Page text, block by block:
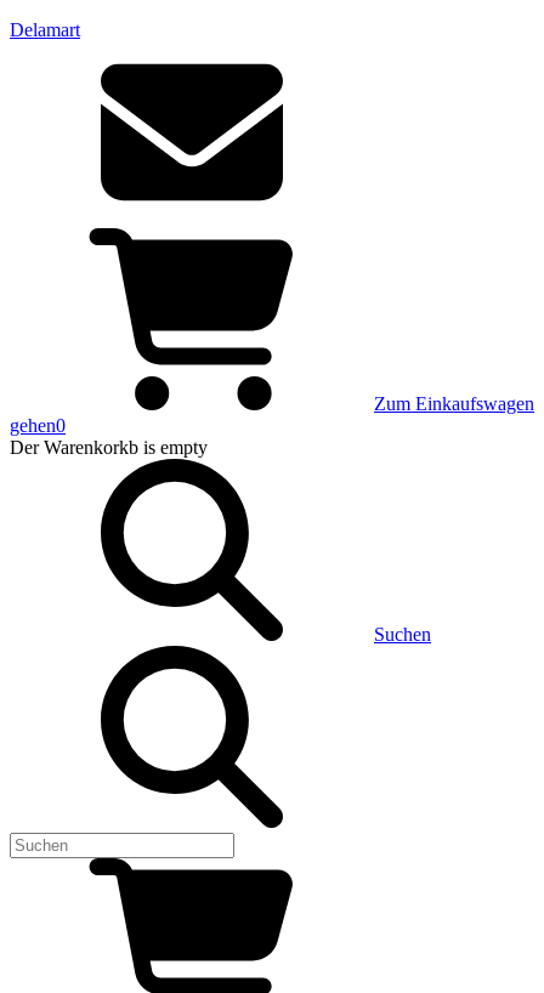
Delamart
Zum Einkaufswagen
gehen0
Der Warenkorkb is empty
Suchen